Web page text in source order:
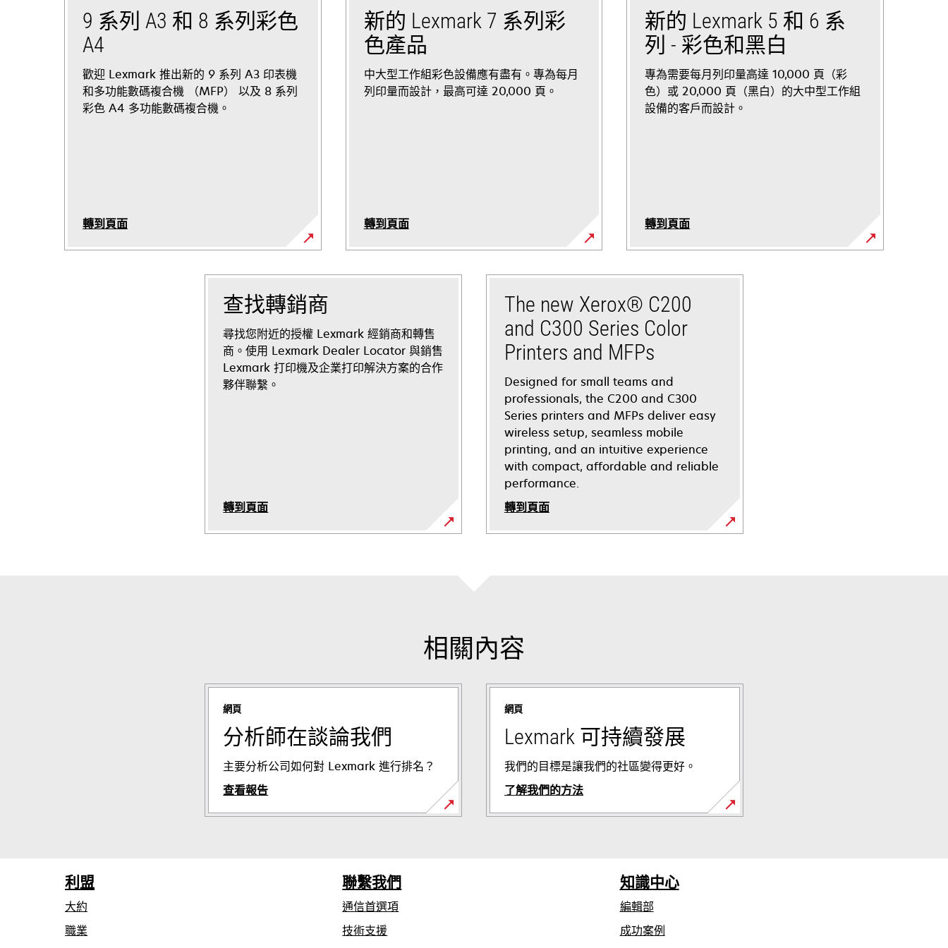
9 系列 A3 和 8 系列彩色
A4
歡迎 Lexmark 推出新的 9 系列 A3 印表機
和多功能數碼複合機 （MFP） 以及 8 系列
彩色 A4 多功能數碼複合機。
轉到頁面
新的 Lexmark 7 系列彩
色產品
中大型工作組彩色設備應有盡有。專為每月
列印量而設計，最高可達 20,000 頁。
轉到頁面
新的 Lexmark 5 和 6 系
列 - 彩色和黑白
專為需要每月列印量高達 10,000 頁（彩
色）或 20,000 頁（黑白）的大中型工作組
設備的客戶而設計。
轉到頁面
查找轉銷商
尋找您附近的授權 Lexmark 經銷商和轉售
商。使用 Lexmark Dealer Locator 與銷售
Lexmark 打印機及企業打印解決方案的合作
夥伴聯繫。
轉到頁面
The new Xerox® C200
and C300 Series Color
Printers and MFPs
Designed for small teams and
professionals, the C200 and C300
Series printers and MFPs deliver easy
wireless setup, seamless mobile
printing, and an intuitive experience
with compact, affordable and reliable
performance.
轉到頁面
相關內容
網頁
分析師在談論我們
主要分析公司如何對 Lexmark 進行排名？
查看報告
網頁
Lexmark 可持續發展
我們的目標是讓我們的社區變得更好。
了解我們的方法
利盟
大約
職業
聯繫我們
通信首選項
技術支援opens
知識中心
編輯部
成功案例